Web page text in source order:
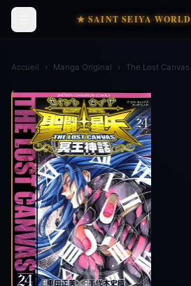
★ SAINT SEIYA WORLD
Accueil › Manga Original › The Lost Canvas